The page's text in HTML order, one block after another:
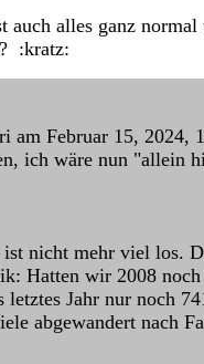
auch alles ganz normal
:kratz:
am Februar 15, 2024,
ich wäre nun "allein
nicht mehr viel los.
Hatten wir 2008 noch
letztes Jahr nur noch
abgewandert nach